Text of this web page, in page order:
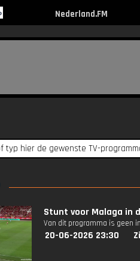
Nederland.FM
Stunt voor Malaga in
Van dit programma is geen
20-06-2026 23:30